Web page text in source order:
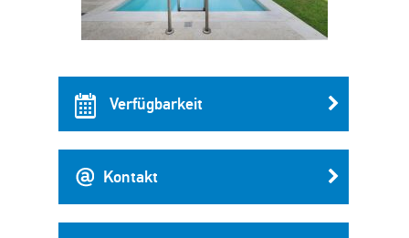
Verfügbarkeit
Kontakt